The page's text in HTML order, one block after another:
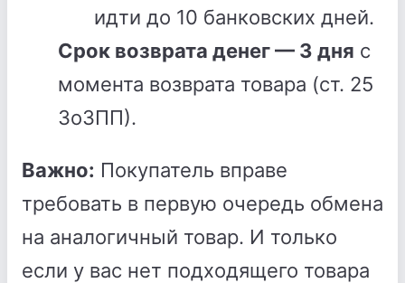
идти до 10 банковских дней.
Срок возврата денег — 3 дня с
момента возврата товара (ст. 25
ЗоЗПП).
Важно: Покупатель вправе
требовать в первую очередь обмена
на аналогичный товар. И только
если у вас нет подходящего товара